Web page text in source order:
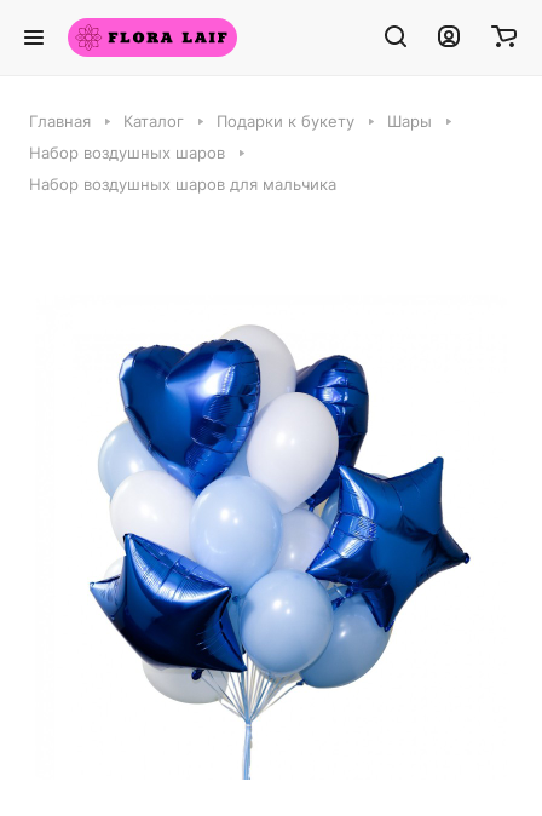
Главная Каталог Подарки к букету
Шары
Набор воздушных шаров
Набор воздушных шаров для мальчика